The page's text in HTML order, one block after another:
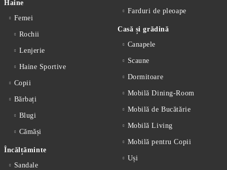
Haine
Femei
Rochii
Lenjerie
Haine Sportive
Copii
Bărbați
Blugi
Cămăși
Încălțăminte
Sandale
Farduri de pleoape
Casă și grădină
Canapele
Scaune
Dormitoare
Mobilă Dining-Room
Mobilă de Bucătărie
Mobilă Living
Mobilă pentru Copii
Uși